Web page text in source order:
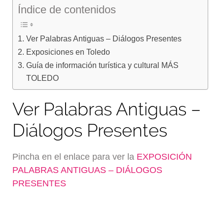
Índice de contenidos
Ver Palabras Antiguas – Diálogos Presentes
Exposiciones en Toledo
Guía de información turística y cultural MÁS
TOLEDO
Ver Palabras Antiguas –
Diálogos Presentes
Pincha en el enlace para ver la EXPOSICIÓN
PALABRAS ANTIGUAS – DIÁLOGOS
PRESENTES